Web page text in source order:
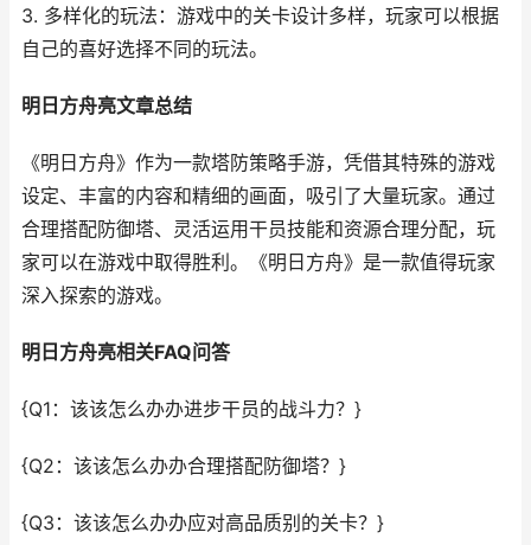
3. 多样化的玩法：游戏中的关卡设计多样，玩家可以根据
自己的喜好选择不同的玩法。
明日方舟亮文章总结
《明日方舟》作为一款塔防策略手游，凭借其特殊的游戏
设定、丰富的内容和精细的画面，吸引了大量玩家。通过
合理搭配防御塔、灵活运用干员技能和资源合理分配，玩
家可以在游戏中取得胜利。《明日方舟》是一款值得玩家
深入探索的游戏。
明日方舟亮相关FAQ问答
{Q1：该该怎么办办进步干员的战斗力？}
{Q2：该该怎么办办合理搭配防御塔？}
{Q3：该该怎么办办应对高品质别的关卡？}